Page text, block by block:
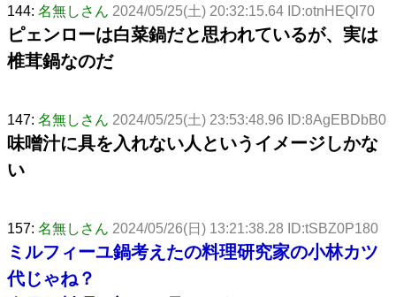
144: 名無しさん 2024/05/25(土) 20:32:15.64 ID:otnHEQl70
ピェンローは白菜鍋だと思われているが、実は
椎茸鍋なのだ
147: 名無しさん 2024/05/25(土) 23:53:48.96 ID:8AgEBDbB0
味噌汁に具を入れない人というイメージしかな
い
157: 名無しさん 2024/05/26(日) 13:21:38.28 ID:tSBZ0P180
ミルフィーユ鍋考えたの料理研究家の小林カツ
代じゃね？